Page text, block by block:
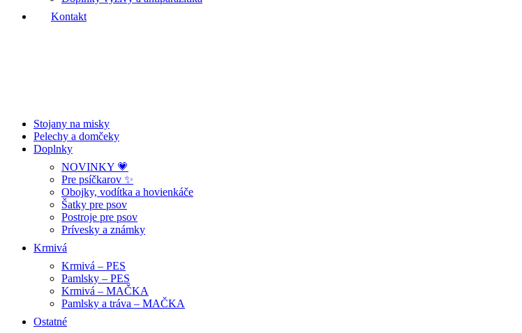
Kontakt
Stojany na misky
Pelechy a domčeky
Doplnky
NOVINKY 💗
Pre psíčkarov ✨
Obojky, vodítka a hovienkáče
Šatky pre psov
Postroje pre psov
Prívesky a známky
Krmivá
Krmivá – PES
Pamlsky – PES
Krmivá – MAČKA
Pamlsky a tráva – MAČKA
Ostatné